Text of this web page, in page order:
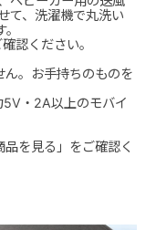
て、洗濯機で丸洗い
認ください。
。お手持ちのものを
・2A以上のモバイ
を見る」をご確認く